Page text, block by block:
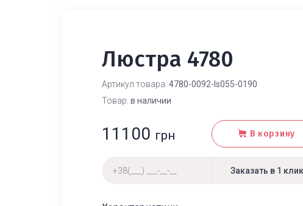
Люстра 4780
Артикул товара: 4780-0092-ls055-0190
Товар: в наличии
11100 грн В корзину